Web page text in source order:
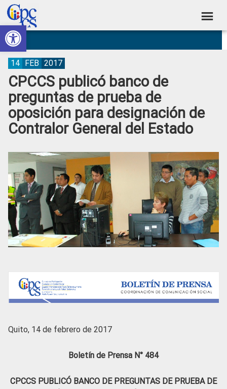
Abrir barra de herramientas
Skip
to
primary
navigation
Skip
to
main
content
Skip
to
primary
sidebar
Skip
to
footer
Consejo
de
Participación
Ciudadana
Control
Social
Construyendo
Poder
Ciudadano
CPCCS publicó banco de
preguntas de prueba de
oposición para designación de
Contralor General del Estado
14 FEB 2017
Quito, 14 de febrero de 2017
Boletín de Prensa N° 484
CPCCS PUBLICÓ BANCO DE PREGUNTAS DE PRUEBA DE